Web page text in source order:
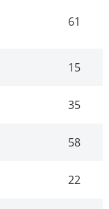
61
15
35
58
22